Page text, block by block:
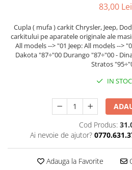
Car Audio
Amplificatoare
CD Playere Auto
Difuzoare, boxe auto coaxiale
Difuzoare-Sisteme / Componente
Insonorizant Auto
Vibro absorbant
Sigurante
Subwoofer
83,00 Lei
Cupla ( mufa ) carkit Chrysler, Jeep,
carkitului pe aparatele originale ale
All models --> "01 Jeep: All models -->
Dakota "87÷"00 Durango "87÷"00 -
Stratos
IN STOC
Cod Produs:
Ai nevoie de ajutor?
Adauga la Favorite